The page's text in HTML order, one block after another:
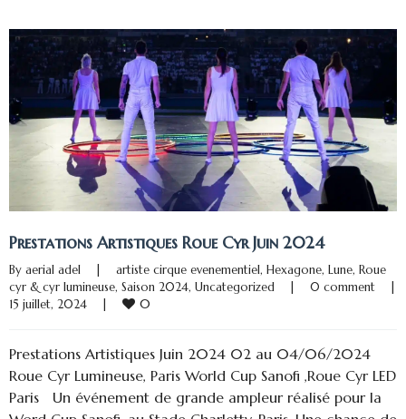
Prestations Artistiques Roue Cyr Juin 2024
By aerial adel artiste cirque evenementiel, Hexagone, Lune, Roue
cyr & cyr lumineuse, Saison 2024, Uncategorized 0 comment
15 juillet, 2024
0
Prestations Artistiques Juin 2024 02 au 04/06/2024
Roue Cyr Lumineuse, Paris World Cup Sanofi ,Roue Cyr LED
Paris Un événement de grande ampleur réalisé pour la